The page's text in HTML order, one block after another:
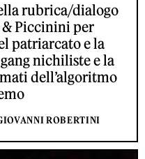
rubrica/dialogo
Piccinini per
patriarcato e la
nichiliste e la
dell’algoritmo
ROBERTINI